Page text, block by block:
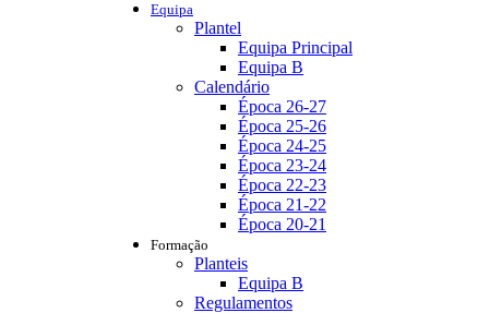
Equipa
Plantel
Equipa Principal
Equipa B
Calendário
Época 26-27
Época 25-26
Época 24-25
Época 23-24
Época 22-23
Época 21-22
Época 20-21
Formação
Planteis
Equipa B
Regulamentos